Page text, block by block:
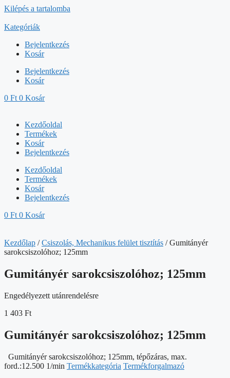
Kilépés a tartalomba
Kategóriák
Bejelentkezés
Kosár
Bejelentkezés
Kosár
0 Ft 0 Kosár
Kezdőoldal
Termékek
Kosár
Bejelentkezés
Kezdőoldal
Termékek
Kosár
Bejelentkezés
0 Ft 0 Kosár
Kezdőlap /Csiszolás, Mechanikus felület tisztítás / Gumitányér
sarokcsiszolóhoz; 125mm
Gumitányér sarokcsiszolóhoz; 125mm
Engedélyezett utánrendelésre
1 403 Ft
Gumitányér sarokcsiszolóhoz; 125mm
Gumitányér sarokcsiszolóhoz; 125mm, tépőzáras, max.
ford.:12.500 1/min Termékkategória Termékforgalmazó